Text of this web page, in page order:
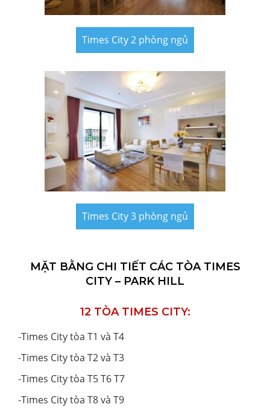
Times City 2 phòng ngủ
Times City 3 phòng ngủ
MẶT BẰNG CHI TIẾT CÁC TÒA TIMES
CITY – PARK HILL
12 TÒA TIMES CITY:
-Times City tòa T1 và T4
-Times City tòa T2 và T3
-Times City tòa T5 T6 T7
-Times City tòa T8 và T9